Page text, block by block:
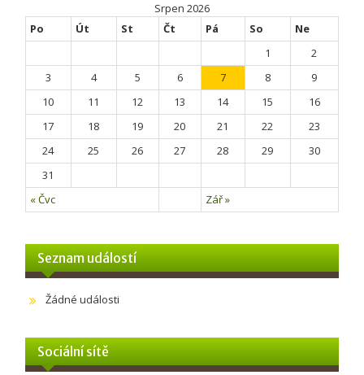
Srpen 2026
Po
Út St Čt Pá So
Ne
1
2
3
4 5 6 7 8
9
10
11 12 13 14 15
16
17
18 19 20 21 22
23
24
25 26 27 28 29
30
31
« Čvc
Zář »
Seznam událostí
Žádné události
Sociální sítě